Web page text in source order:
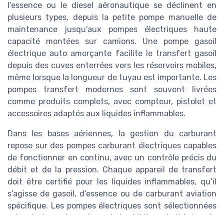
l’essence ou le diesel aéronautique se déclinent en
plusieurs types, depuis la petite pompe manuelle de
maintenance jusqu’aux pompes électriques haute
capacité montées sur camions. Une pompe gasoil
électrique auto amorçante facilite le transfert gasoil
depuis des cuves enterrées vers les réservoirs mobiles,
même lorsque la longueur de tuyau est importante. Les
pompes transfert modernes sont souvent livrées
comme produits complets, avec compteur, pistolet et
accessoires adaptés aux liquides inflammables.
Dans les bases aériennes, la gestion du carburant
repose sur des pompes carburant électriques capables
de fonctionner en continu, avec un contrôle précis du
débit et de la pression. Chaque appareil de transfert
doit être certifié pour les liquides inflammables, qu’il
s’agisse de gasoil, d’essence ou de carburant aviation
spécifique. Les pompes électriques sont sélectionnées